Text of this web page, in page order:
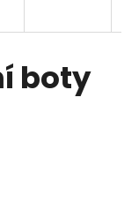
boty